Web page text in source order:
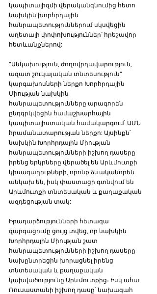
կապիտալիզմի վերականգնումից հետո
նախկին խորհրդային
հանրապետություններում սկսվեցին
աղետալի փոփոխություններ՝ հրեշավոր
հետևանքներով:
"Անկախություն, ժողովրդավարություն,
ազատ շուկայական տնտեսություն"
կարգախոսների ներքո Խորհրդային
Միության նախկին
հանրապետությունները արագորեն
ընդգրկվեցին համաշխարհային
կապիտալիստական համակարգում՝ ԱՄՆ
հրամանատարության ներքո: Այսինքն՝
նախկին Խորհրդային Միության
հանրապետությունների իշխող դասերը
իրենց երկրները վերածել են Արևմուտքի
կիսագաղութների, որոնք ձևականորեն
անկախ են, իսկ փաստացի գտնվում են
Արևմուտքի տնտեսական և քաղաքական
ազդեցության տակ:
Իրադարձությունների հետագա
զարգացումը ցույց տվեց, որ նախկին
Խորհրդային Միության շատ
հանրապետությունների իշխող դասերը
նախընտրեցին խորացնել իրենց
տնտեսական և քաղաքական
կախվածությունը Արևմուտքից։ Իսկ ահա
Ռուսաստանի իշխող դասը՝ նախագահ